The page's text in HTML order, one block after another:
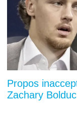
Propos
Zachary